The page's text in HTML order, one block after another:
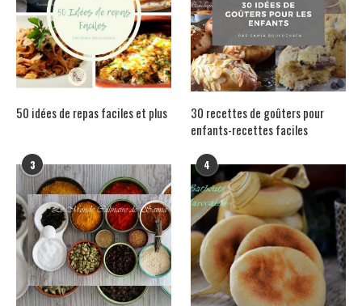
50 idées de repas faciles et plus
30 recettes de goûters pour
enfants-recettes faciles
3 4